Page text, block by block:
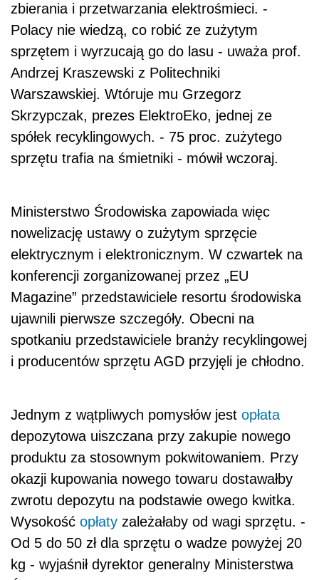
zbierania i przetwarzania elektrośmieci. -
Polacy nie wiedzą, co robić ze zużytym
sprzętem i wyrzucają go do lasu - uważa prof.
Andrzej Kraszewski z Politechniki
Warszawskiej. Wtóruje mu Grzegorz
Skrzypczak, prezes ElektroEko, jednej ze
spółek recyklingowych. - 75 proc. zużytego
sprzętu trafia na śmietniki - mówił wczoraj.
Ministerstwo Środowiska zapowiada więc
nowelizację ustawy o zużytym sprzęcie
elektrycznym i elektronicznym. W czwartek na
konferencji zorganizowanej przez „EU
Magazine” przedstawiciele resortu środowiska
ujawnili pierwsze szczegóły. Obecni na
spotkaniu przedstawiciele branży recyklingowej
i producentów sprzętu AGD przyjęli je chłodno.
Jednym z wątpliwych pomysłów jest opłata
depozytowa uiszczana przy zakupie nowego
produktu za stosownym pokwitowaniem. Przy
okazji kupowania nowego towaru dostawałby
zwrotu depozytu na podstawie owego kwitka.
Wysokość opłaty zależałaby od wagi sprzętu. -
Od 5 do 50 zł dla sprzętu o wadze powyżej 20
kg - wyjaśnił dyrektor generalny Ministerstwa